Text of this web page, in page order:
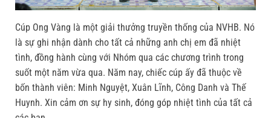
Cúp Ong Vàng là một giải thưởng truyền thống của NVHB. Nó
là sự ghi nhận dành cho tất cả những anh chị em đã nhiệt
tình, đồng hành cùng với Nhóm qua các chương trình trong
suốt một năm vừa qua. Năm nay, chiếc cúp ấy đã thuộc về
bốn thành viên: Minh Nguyệt, Xuân Lĩnh, Công Danh và Thế
Huynh. Xin cảm ơn sự hy sinh, đóng góp nhiệt tình của tất cả